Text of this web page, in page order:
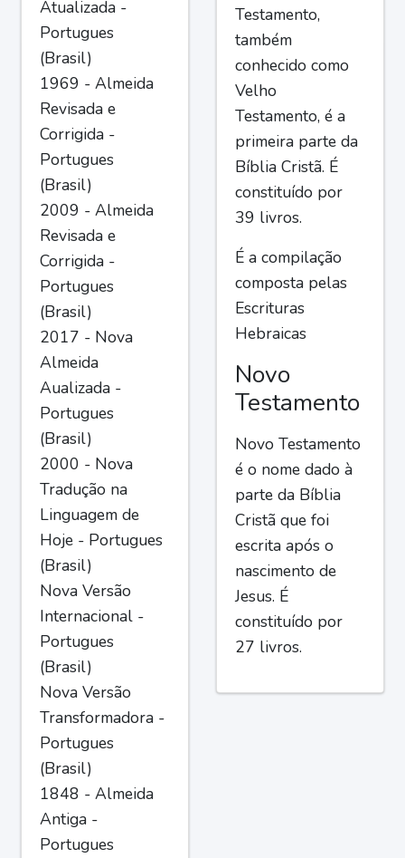
Atualizada -
Portugues
(Brasil)
1969 - Almeida
Revisada e
Corrigida -
Portugues
(Brasil)
2009 - Almeida
Revisada e
Corrigida -
Portugues
(Brasil)
2017 - Nova
Almeida
Aualizada -
Portugues
(Brasil)
2000 - Nova
Tradução na
Linguagem de
Hoje - Portugues
(Brasil)
Nova Versão
Internacional -
Portugues
(Brasil)
Nova Versão
Transformadora -
Portugues
(Brasil)
1848 - Almeida
Antiga -
Portugues
Testamento,
também
conhecido como
Velho
Testamento, é a
primeira parte da
Bíblia Cristã. É
constituído por
39 livros.
É a compilação
composta pelas
Escrituras
Hebraicas
Novo
Testamento
Novo Testamento
é o nome dado à
parte da Bíblia
Cristã que foi
escrita após o
nascimento de
Jesus. É
constituído por
27 livros.